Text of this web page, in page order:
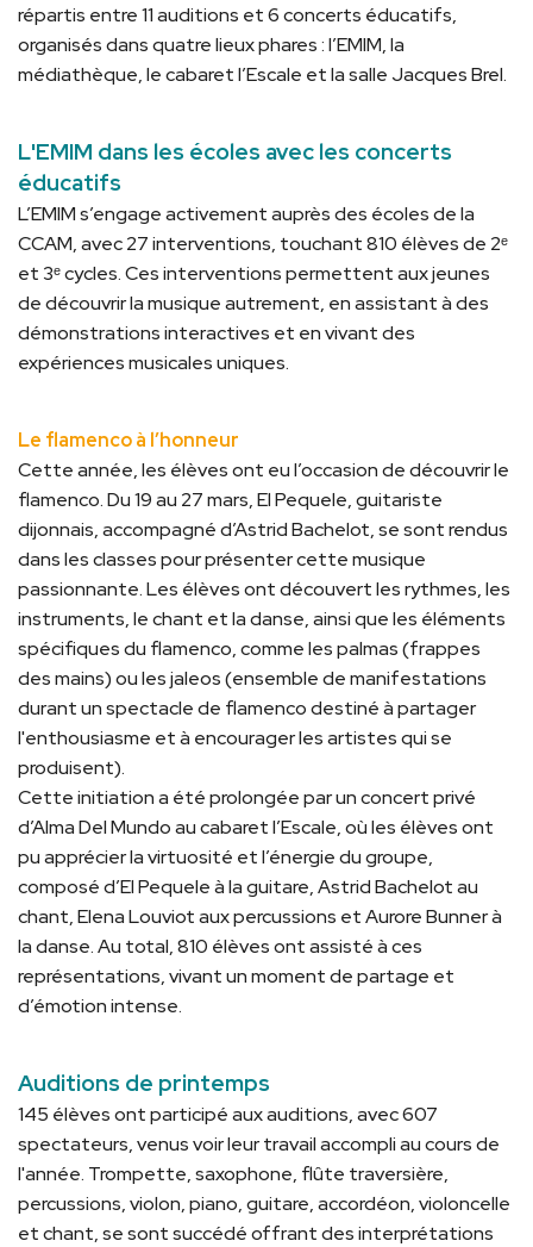
répartis entre 11 auditions et 6 concerts éducatifs,
organisés dans quatre lieux phares : l’EMIM, la
médiathèque, le cabaret l’Escale et la salle Jacques Brel.
L'EMIM dans les écoles avec les concerts
éducatifs
L’EMIM s’engage activement auprès des écoles de la
CCAM, avec 27 interventions, touchant 810 élèves de 2ᵉ
et 3ᵉ cycles. Ces interventions permettent aux jeunes
de découvrir la musique autrement, en assistant à des
démonstrations interactives et en vivant des
expériences musicales uniques.
Le flamenco à l’honneur
Cette année, les élèves ont eu l’occasion de découvrir le
flamenco. Du 19 au 27 mars, El Pequele, guitariste
dijonnais, accompagné d’Astrid Bachelot, se sont rendus
dans les classes pour présenter cette musique
passionnante. Les élèves ont découvert les rythmes, les
instruments, le chant et la danse, ainsi que les éléments
spécifiques du flamenco, comme les palmas (frappes
des mains) ou les jaleos (ensemble de manifestations
durant un spectacle de flamenco destiné à partager
l'enthousiasme et à encourager les artistes qui se
produisent).
Cette initiation a été prolongée par un concert privé
d’Alma Del Mundo au cabaret l’Escale, où les élèves ont
pu apprécier la virtuosité et l’énergie du groupe,
composé d’El Pequele à la guitare, Astrid Bachelot au
chant, Elena Louviot aux percussions et Aurore Bunner à
la danse. Au total, 810 élèves ont assisté à ces
représentations, vivant un moment de partage et
d’émotion intense.
Auditions de printemps
145 élèves ont participé aux auditions, avec 607
spectateurs, venus voir leur travail accompli au cours de
l'année. Trompette, saxophone, flûte traversière,
percussions, violon, piano, guitare, accordéon, violoncelle
et chant, se sont succédé offrant des interprétations